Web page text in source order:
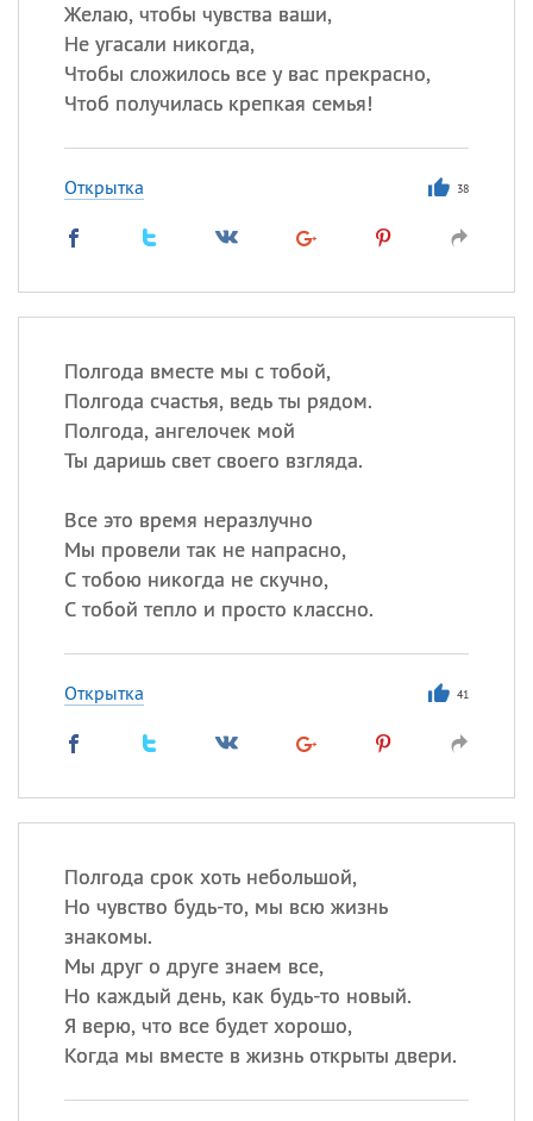
Желаю, чтобы чувства ваши,
Не угасали никогда,
Чтобы сложилось все у вас прекрасно,
Чтоб получилась крепкая семья!
Открытка 38
Полгода вместе мы с тобой,
Полгода счастья, ведь ты рядом.
Полгода, ангелочек мой
Ты даришь свет своего взгляда.
Все это время неразлучно
Мы провели так не напрасно,
С тобою никогда не скучно,
С тобой тепло и просто классно.
Открытка 41
Полгода срок хоть небольшой,
Но чувство будь-то, мы всю жизнь
знакомы.
Мы друг о друге знаем все,
Но каждый день, как будь-то новый.
Я верю, что все будет хорошо,
Когда мы вместе в жизнь открыты двери.